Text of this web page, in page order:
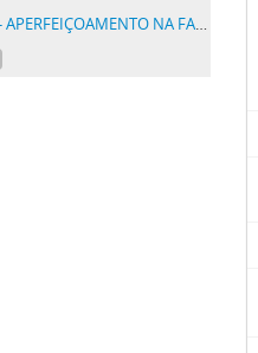
NA FABRICAÇÃO DE HYDROCARBONOS LEVES SEMELHANTES